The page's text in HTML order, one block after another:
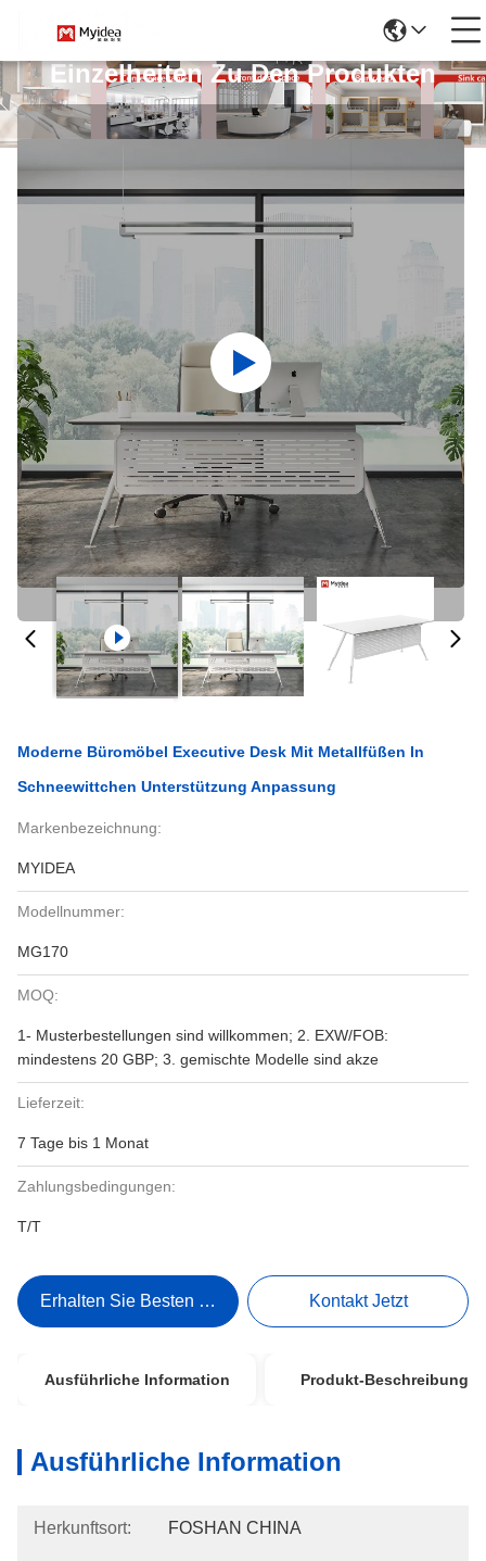
Einzelheiten Zu Den Produkten
Moderne Büromöbel Executive Desk Mit Metallfüßen In
Schneewittchen Unterstützung Anpassung
Markenbezeichnung:
MYIDEA
Modellnummer:
MG170
MOQ:
1- Musterbestellungen sind willkommen; 2. EXW/FOB:
mindestens 20 GBP; 3. gemischte Modelle sind akze
Lieferzeit:
7 Tage bis 1 Monat
Zahlungsbedingungen:
T/T
Erhalten Sie Besten Preis Kontakt Jetzt
Ausführliche Information Produkt-Beschreibung
Ausführliche Information
Herkunftsort: FOSHAN CHINA